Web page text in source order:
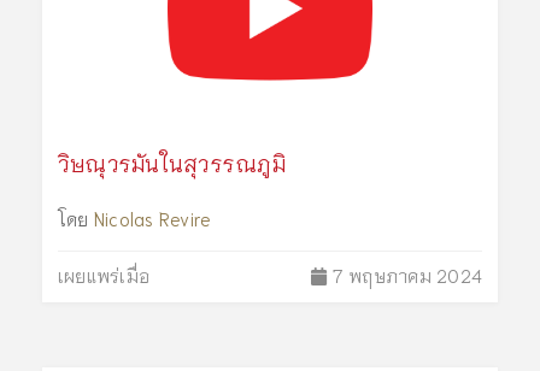
วิษณุวรมันในสุวรรณภูมิ
โดย Nicolas Revire
เผยแพร่เมื่อ 7 พฤษภาคม 2024